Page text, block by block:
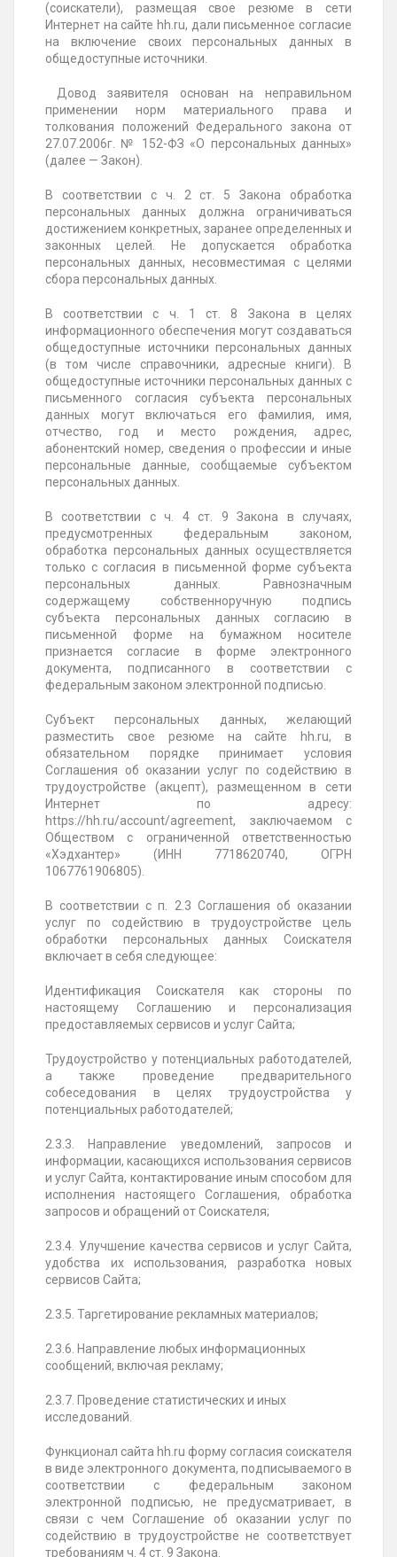
(соискатели), размещая свое резюме в сети
Интернет на сайте hh.ru, дали письменное согласие
на включение своих персональных данных в
общедоступные источники.
Довод заявителя основан на неправильном
применении норм материального права и
толкования положений Федерального закона от
27.07.2006г. № 152-ФЗ «О персональных данных»
(далее — Закон).
В соответствии с ч. 2 ст. 5 Закона обработка
персональных данных должна ограничиваться
достижением конкретных, заранее определенных и
законных целей. Не допускается обработка
персональных данных, несовместимая с целями
сбора персональных данных.
В соответствии с ч. 1 ст. 8 Закона в целях
информационного обеспечения могут создаваться
общедоступные источники персональных данных
(в том числе справочники, адресные книги). В
общедоступные источники персональных данных с
письменного согласия субъекта персональных
данных могут включаться его фамилия, имя,
отчество, год и место рождения, адрес,
абонентский номер, сведения о профессии и иные
персональные данные, сообщаемые субъектом
персональных данных.
В соответствии с ч. 4 ст. 9 Закона в случаях,
предусмотренных федеральным законом,
обработка персональных данных осуществляется
только с согласия в письменной форме субъекта
персональных данных. Равнозначным
содержащему собственноручную подпись
субъекта персональных данных согласию в
письменной форме на бумажном носителе
признается согласие в форме электронного
документа, подписанного в соответствии с
федеральным законом электронной подписью.
Субъект персональных данных, желающий
разместить свое резюме на сайте hh.ru, в
обязательном порядке принимает условия
Соглашения об оказании услуг по содействию в
трудоустройстве (акцепт), размещенном в сети
Интернет по адресу:
https://hh.ru/account/agreement, заключаемом с
Обществом с ограниченной ответственностью
«Хэдхантер» (ИНН 7718620740, ОГРН
1067761906805).
В соответствии с п. 2.3 Соглашения об оказании
услуг по содействию в трудоустройстве цель
обработки персональных данных Соискателя
включает в себя следующее:
Идентификация Соискателя как стороны по
настоящему Соглашению и персонализация
предоставляемых сервисов и услуг Сайта;
Трудоустройство у потенциальных работодателей,
а также проведение предварительного
собеседования в целях трудоустройства у
потенциальных работодателей;
2.3.3. Направление уведомлений, запросов и
информации, касающихся использования сервисов
и услуг Сайта, контактирование иным способом для
исполнения настоящего Соглашения, обработка
запросов и обращений от Соискателя;
2.3.4. Улучшение качества сервисов и услуг Сайта,
удобства их использования, разработка новых
сервисов Сайта;
2.3.5. Таргетирование рекламных материалов;
2.3.6. Направление любых информационных
сообщений, включая рекламу;
2.3.7. Проведение статистических и иных
исследований.
Функционал сайта hh.ru форму согласия соискателя
в виде электронного документа, подписываемого в
соответствии с федеральным законом
электронной подписью, не предусматривает, в
связи с чем Соглашение об оказании услуг по
содействию в трудоустройстве не соответствует
требованиям ч. 4 ст. 9 Закона.